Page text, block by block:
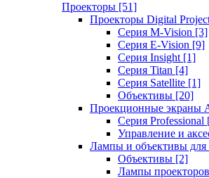
Проекторы [51]
Проекторы Digital
Серия M-Vision [3]
Серия E-Vision [9]
Серия Insight [1]
Серия Titan [4]
Серия Satellite [1]
Объективы [20]
Проекционные экраны
Серия Professional
Управление и
Лампы и объективы для
Объективы [2]
Лампы